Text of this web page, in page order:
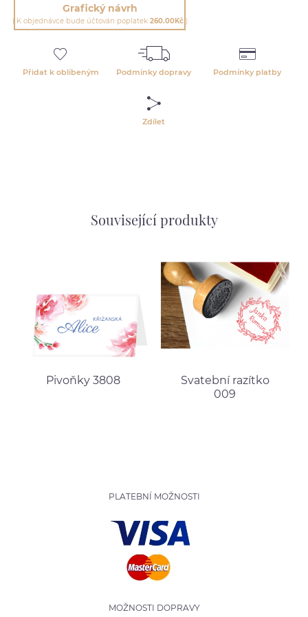
Grafický návrh
( K objednávce bude účtován poplatek 260.00Kč )
Přidat k oblíbeným Podmínky dopravy Podmínky platby
Zdílet
Související produkty
Pivoňky 3808
Svatební razítko
009
PLATEBNÍ MOŽNOSTI
MOŽNOSTI DOPRAVY